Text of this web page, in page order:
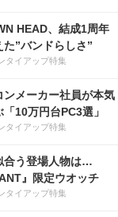
HEAD、結成1周年
た”バンドらしさ”
タイアップ特集
ンメーカー社員が本気
「10万円台PC3選」
タイアップ特集
合う登場人物は…
』限定ウオッチ
タイアップ特集